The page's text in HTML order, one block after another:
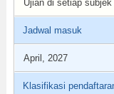
Ujian di setiap
Jadwal masuk
April, 2027
Klasifikasi